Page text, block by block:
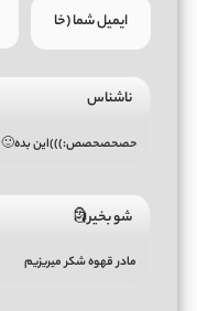
ناشناس
حصحصحصص:)))این بده🙂
شو بخیر🗿
مادر قهوه شکر میریزیم